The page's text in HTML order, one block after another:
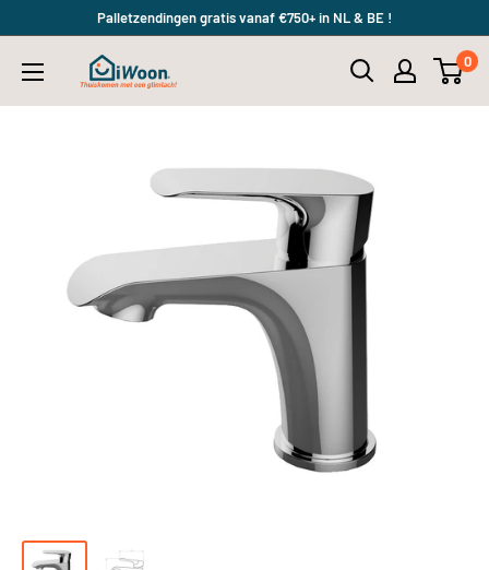
content
Palletzendingen gratis vanaf €750+ in NL & BE !
iWoon.nl 0